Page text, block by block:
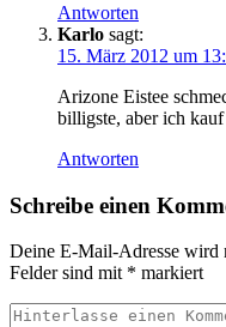
Antworten
Karlo sagt:
15. März 2012 um
Arizone Eistee
billigste, aber ich
Antworten
Schreibe einen
Deine E-Mail-Adresse wird
Felder sind mit * markiert